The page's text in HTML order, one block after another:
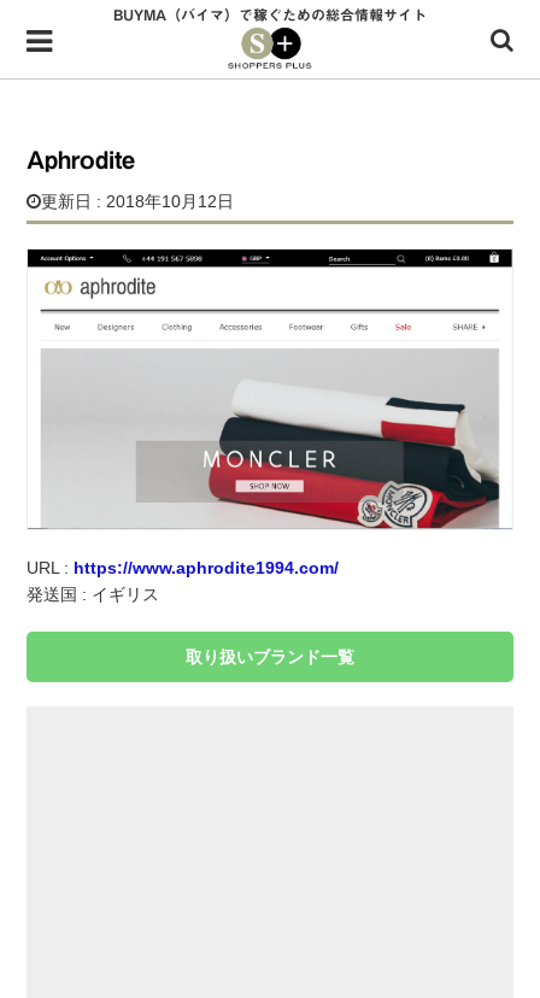
Menu
HOME
ファッショントレンドを発信！SP通信
BUYMAで人気のブランド
バイマ活動の疑問に売れっ子現役バイヤーが答えてみた
パーソナルショッパー指南書
BUYMA（バイマ）で稼ぐための総合情報サイト
Aphrodite
更新日 : 2018年10月12日
URL : https://www.aphrodite1994.com/
発送国 : イギリス
取り扱いブランド一覧